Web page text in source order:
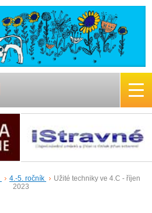
4.-5. ročník
Užité techniky ve 4.C - říjen
2023